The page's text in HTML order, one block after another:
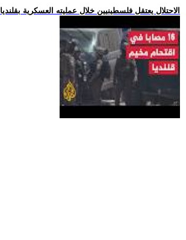
.. الاحتلال يعتقل فلسطينيين خلال عمليته العسكرية بقلنديا